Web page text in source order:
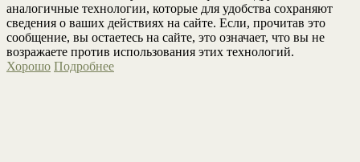
аналогичные технологии, которые для удобства сохраняют
сведения о ваших действиях на сайте. Если, прочитав это
сообщение, вы остаетесь на сайте, это означает, что вы не
возражаете против использования этих технологий.
Хорошо Подробнее